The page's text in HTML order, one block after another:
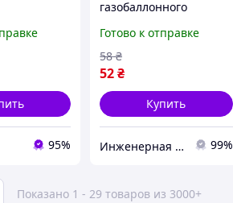
95%
газобаллонного
для ГБО Valve J.G. М8
наружная резьба х М8
х 1.25 шаг резьбы
Готово к отправке
52₴
58 ₴
Купить
Инженерная и бытовая сантехника компании PARTNЁR 99%
Показано 1 - 29 товаров из 3000+